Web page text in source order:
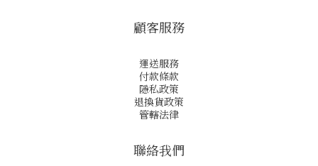
顧客服務
運送服務
付款條款
隱私政策
退換貨政策
管轄法律
聯絡我們